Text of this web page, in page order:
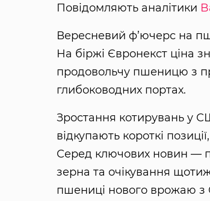
Повідомляють аналітики
Вересневий ф’ючерс на
На біржі Євронекст ціна
продовольчу пшеницю з
глибоководних портах.
Зростання котирувань у
відкупають короткі
Серед ключових новин —
зерна та очікування
пшениці нового врожаю з